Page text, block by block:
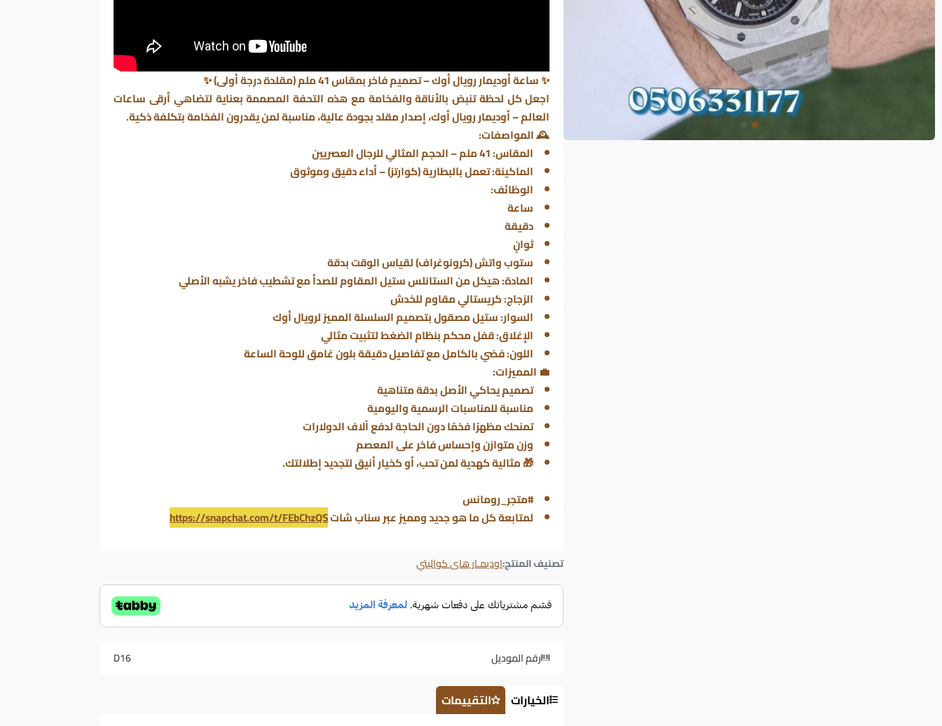
✨ ساعة أوديمار رويال أوك – تصميم فاخر بمقاس 41 ملم (مقلدة درجة أولى) ✨
اجعل كل لحظة تنبض بالأناقة والفخامة مع هذه التحفة المصممة بعناية لتضاهي أرقى ساعات
العالم – أوديمار رويال أوك، إصدار مقلد بجودة عالية، مناسبة لمن يقدرون الفخامة بتكلفة ذكية.
🕰️ المواصفات:
المقاس: 41 ملم – الحجم المثالي للرجال العصريين
الماكينة: تعمل بالبطارية (كوارتز) – أداء دقيق وموثوق
الوظائف:
ساعة
دقيقة
ثوانٍ
ستوب واتش (كرونوغراف) لقياس الوقت بدقة
المادة: هيكل من الستانلس ستيل المقاوم للصدأ مع تشطيب فاخر يشبه الأصلي
الزجاج: كريستالي مقاوم للخدش
السوار: ستيل مصقول بتصميم السلسلة المميز لرويال أوك
الإغلاق: قفل محكم بنظام الضغط لتثبيت مثالي
اللون: فضي بالكامل مع تفاصيل دقيقة بلون غامق للوحة الساعة
💼 المميزات:
تصميم يحاكي الأصل بدقة متناهية
مناسبة للمناسبات الرسمية واليومية
تمنحك مظهرًا فخمًا دون الحاجة لدفع آلاف الدولارات
وزن متوازن وإحساس فاخر على المعصم
🎁 مثالية كهدية لمن تحب، أو كخيار أنيق لتجديد إطلالتك.
#متجر_رومانس
لمتابعة كل ما هو جديد ومميز عبر سناب شاتhttps://snapchat.com/t/FEbChzQS
تصنيف المنتج:اوديمـار هاى كواليتي
رقم الموديل D16
الخيارات التقييمات